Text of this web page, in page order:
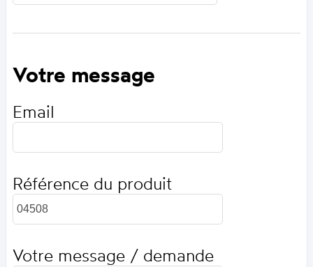
Votre message
Email
Référence du produit
Votre message / demande